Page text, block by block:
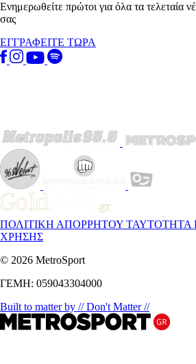
Ενημερωθείτε πρώτοι για όλα τα τελεταία
σας
ΕΓΓΡΑΦΕΙΤΕ ΤΩΡΑ
ΠΟΛΙΤΙΚΗ ΑΠΟΡΡΗΤΟΥ ΤΑΥΤΟΤΗΤΑ
ΧΡΗΣΗΣ
© 2026 MetroSport
ΓΕΜΗ: 059043304000
Built to matter by // Don't Matter //